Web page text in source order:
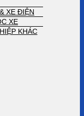
XE ĐIỆN
XE
KHÁC